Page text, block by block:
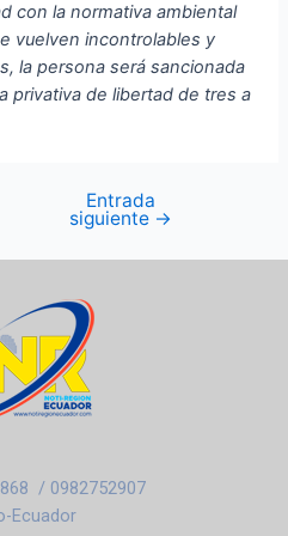
con la normativa ambiental
vuelven incontrolables y
la persona será sancionada
privativa de libertad de tres a
Entrada
siguiente →
/ 0982752907
Ecuador